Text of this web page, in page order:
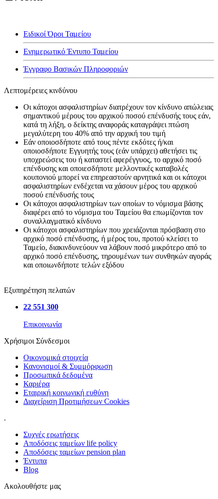
Ειδικοί Όροι Ταμείου
Ενημερωτικό Έντυπο Ταμείου
Έγγραφο Βασικών Πληροφοριών
Λεπτομέρειες κινδύνου
Οι κάτοχοι ασφαλιστηρίων διατρέχουν τον κίνδυνο απώλειας
σημαντικού μέρους του αρχικού ποσού επένδυσής τους εάν,
κατά τη λήξη, ο δείκτης αναφοράς καταγράψει πτώση
μεγαλύτερη του 40% από την αρχική του τιμή
Εάν οποιοσδήποτε από τους πέντε εκδότες ή/και
οποιοσδήποτε Εγγυητής τους (εάν υπάρχει) αθετήσει τις
υποχρεώσεις του ή καταστεί αφερέγγυος, το αρχικό ποσό
επένδυσης και οποιεσδήποτε μελλοντικές καταβολές
κουπονιού μπορεί να επηρεαστούν αρνητικά και οι κάτοχοι
ασφαλιστηρίων ενδέχεται να χάσουν μέρος του αρχικού
ποσού επένδυσής τους
Οι κάτοχοι ασφαλιστηρίων των οποίων το νόμισμα βάσης
διαφέρει από το νόμισμα του Ταμείου θα επωμίζονται τον
συναλλαγματικό κίνδυνο
Οι κάτοχοι ασφαλιστηρίων που χρειάζονται πρόσβαση στο
αρχικό ποσό επένδυσης, ή μέρος του, προτού κλείσει το
Ταμείο, διακινδυνεύουν να λάβουν ποσό μικρότερο από το
αρχικό ποσό επένδυσης, τηρουμένων των συνθηκών αγοράς
και οποιωνδήποτε τελών εξόδου
Εξυπηρέτηση πελατών
22 551 300
Επικοινωνία
Χρήσιμοι Σύνδεσμοι
Οικονομικά στοιχεία
Κανονισμοί & Συμμόρφωση
Προσωπικά δεδομένα
Καριέρα
Εταιρική κοινωνική ευθύνη
Διαχείριση Προτιμήσεων Cookies
.
Συχνές ερωτήσεις
Αποδόσεις ταμείων life policy
Αποδόσεις ταμείων pension plan
Έντυπα
Blog
Ακολουθήστε μας